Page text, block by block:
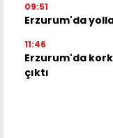
09:51
Erzurum'da
11:46
Erzurum'da
çıktı